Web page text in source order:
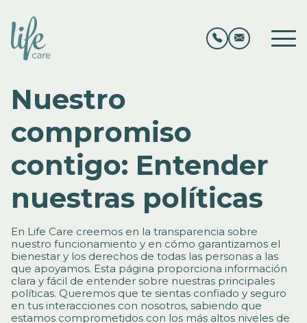
Nuestro
compromiso
contigo: Entender
nuestras políticas
En Life Care creemos en la transparencia sobre
nuestro funcionamiento y en cómo garantizamos el
bienestar y los derechos de todas las personas a las
que apoyamos. Esta página proporciona información
clara y fácil de entender sobre nuestras principales
políticas. Queremos que te sientas confiado y seguro
en tus interacciones con nosotros, sabiendo que
estamos comprometidos con los más altos niveles de